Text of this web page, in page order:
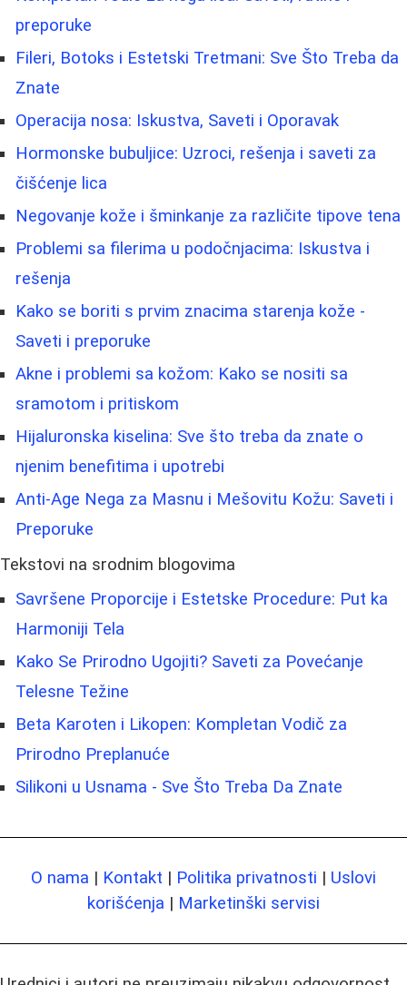
preporuke
Fileri, Botoks i Estetski Tretmani: Sve Što Treba da
Znate
Operacija nosa: Iskustva, Saveti i Oporavak
Hormonske bubuljice: Uzroci, rešenja i saveti za
čišćenje lica
Negovanje kože i šminkanje za različite tipove tena
Problemi sa filerima u podočnjacima: Iskustva i
rešenja
Kako se boriti s prvim znacima starenja kože -
Saveti i preporuke
Akne i problemi sa kožom: Kako se nositi sa
sramotom i pritiskom
Hijaluronska kiselina: Sve što treba da znate o
njenim benefitima i upotrebi
Anti-Age Nega za Masnu i Mešovitu Kožu: Saveti i
Preporuke
Tekstovi na srodnim blogovima
Savršene Proporcije i Estetske Procedure: Put ka
Harmoniji Tela
Kako Se Prirodno Ugojiti? Saveti za Povećanje
Telesne Težine
Beta Karoten i Likopen: Kompletan Vodič za
Prirodno Preplanuće
Silikoni u Usnama - Sve Što Treba Da Znate
O nama | Kontakt | Politika privatnosti | Uslovi
korišćenja | Marketinški servisi